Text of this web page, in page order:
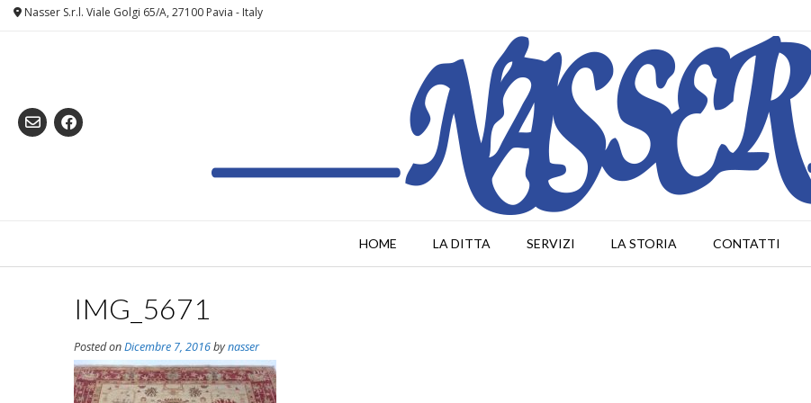
Skip Nasser S.r.l. Viale Golgi 65/A, 27100 Pavia - Italy
HOME LA DITTA SERVIZI LA STORIA CONTATTI
IMG_5671
Posted onDicembre 7, 2016bynasser